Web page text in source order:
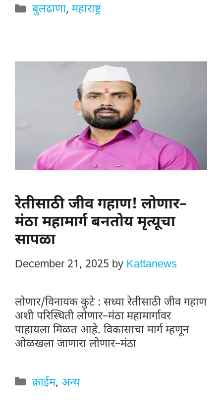
Categories
बुलढाणा,महाराष्ट्र
रेतीसाठी जीव गहाण! लोणार–
मंठा महामार्ग बनतोय मृत्यूचा
सापळा
December 21, 2025 by Kattanews
लोणार/विनायक कुटे : सध्या रेतीसाठी जीव गहाण
अशी परिस्थिती लोणार–मंठा महामार्गावर
पाहायला मिळत आहे. विकासाचा मार्ग म्हणून
ओळखला जाणारा लोणार–मंठा
Categories
क्राईम,अन्य